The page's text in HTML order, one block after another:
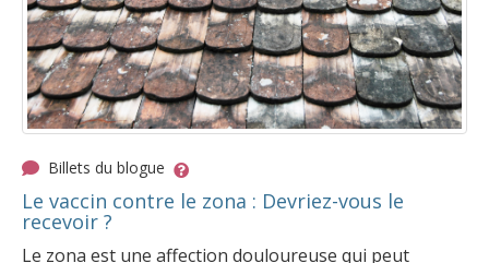
Billets du blogue
Le vaccin contre le zona : Devriez-vous le
recevoir ?
Le zona est une affection douloureuse qui peut